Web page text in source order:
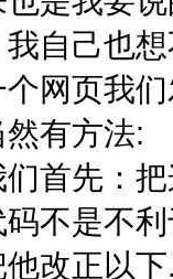
自己也
网页我
有方法:
们首先：
码不是不
改正以